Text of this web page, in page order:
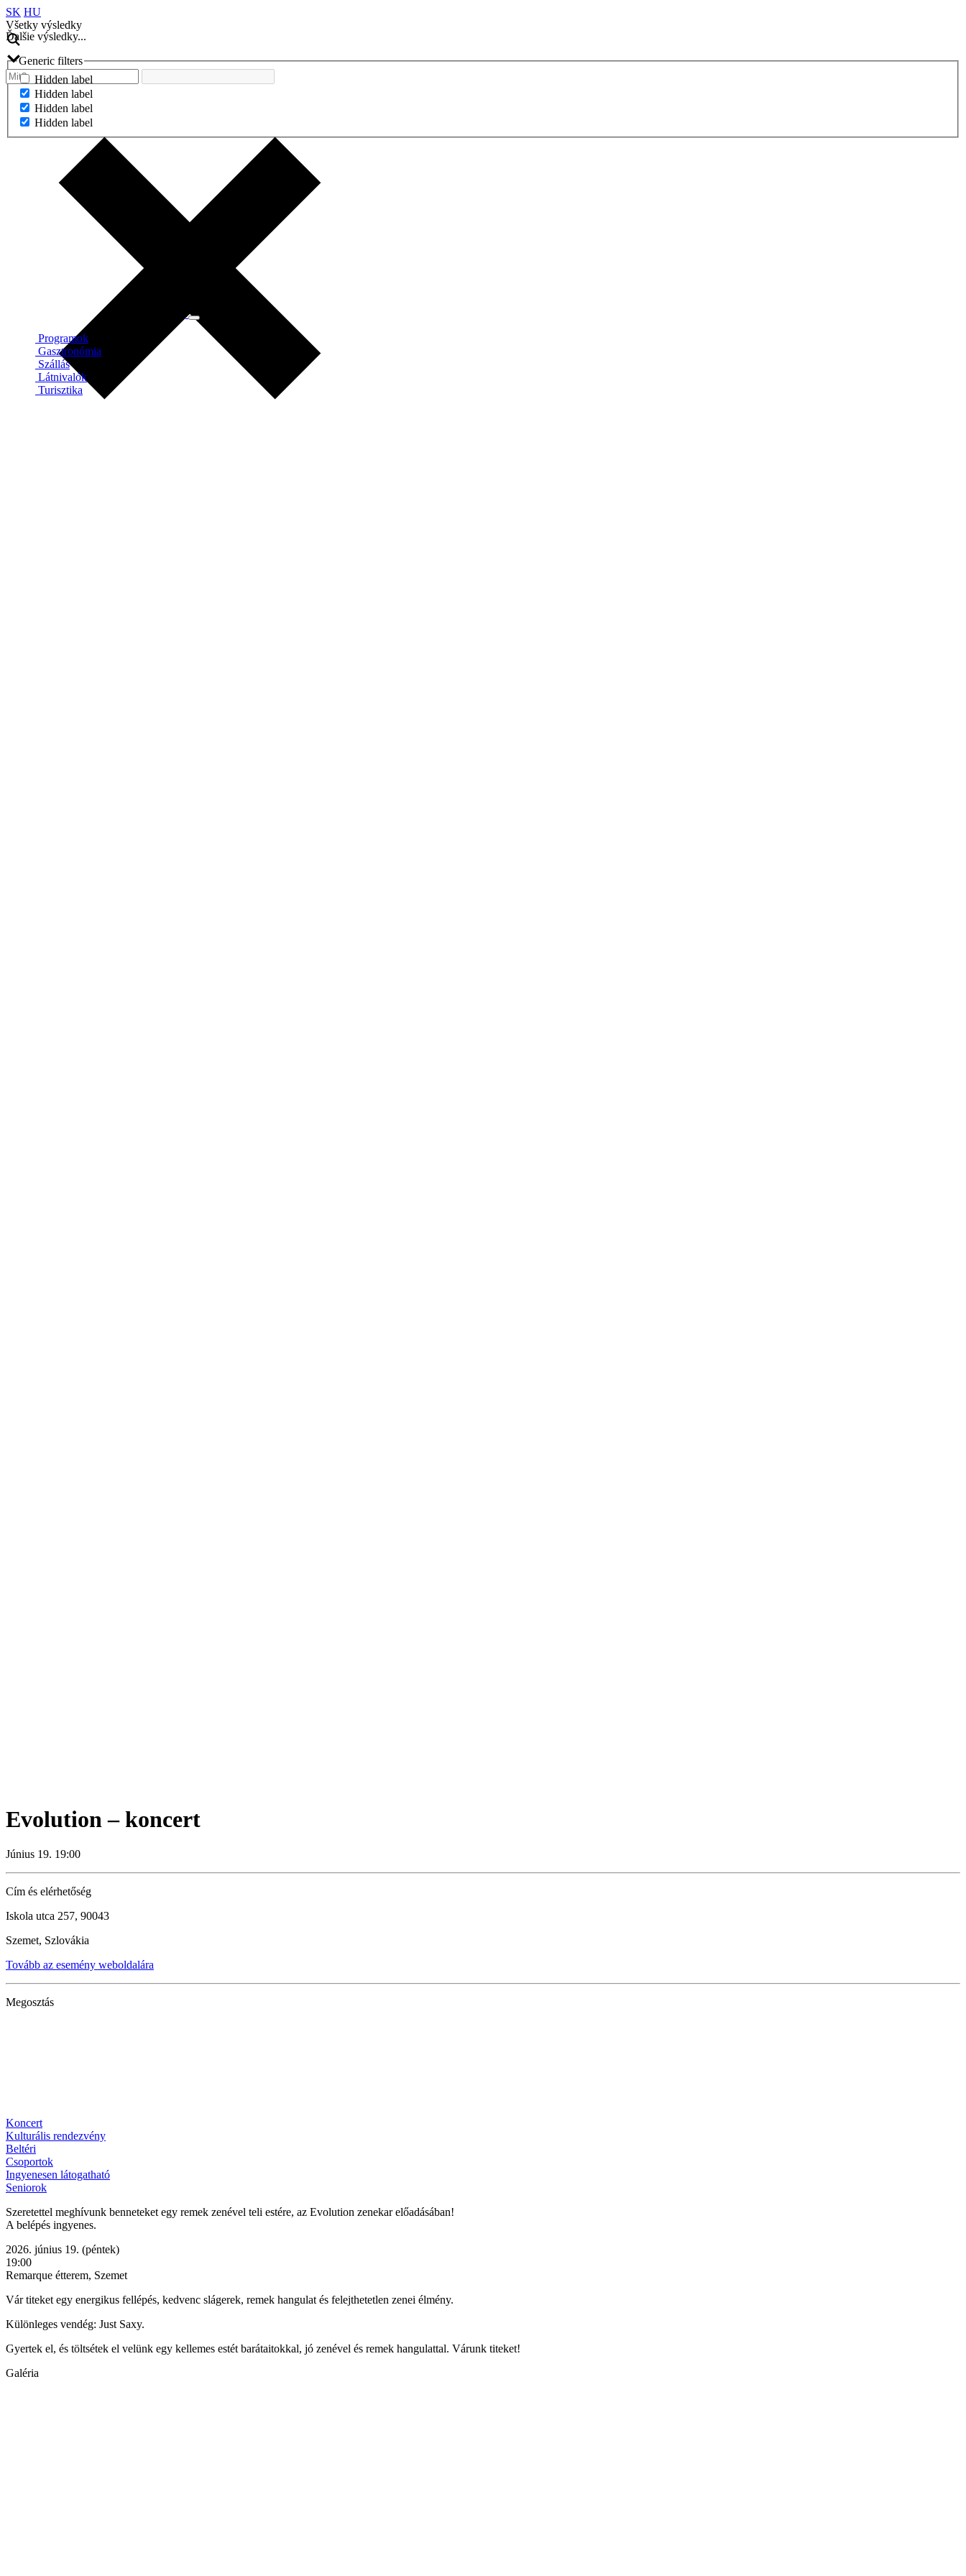
SK HU
Všetky výsledky
Ďalšie výsledky...
Generic filters
Hidden label
Hidden label
Hidden label
Hidden label
Programok
Gasztronómia
Szállás
Látnivalók
Turisztika
Evolution – koncert
Június 19. 19:00
Cím és elérhetőség
Iskola utca 257, 90043
Szemet, Szlovákia
Tovább az esemény weboldalára
Megosztás
Koncert
Kulturális rendezvény
Beltéri
Csoportok
Ingyenesen látogatható
Seniorok
Szeretettel meghívunk benneteket egy remek zenével teli estére, az Evolution zenekar előadásában!
A belépés ingyenes.
2026. június 19. (péntek)
19:00
Remarque étterem, Szemet
Vár titeket egy energikus fellépés, kedvenc slágerek, remek hangulat és felejthetetlen zenei élmény.
Különleges vendég: Just Saxy.
Gyertek el, és töltsétek el velünk egy kellemes estét barátaitokkal, jó zenével és remek hangulattal. Várunk titeket!
Galéria